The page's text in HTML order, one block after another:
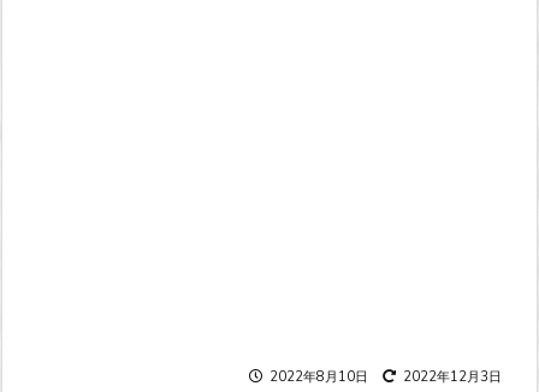
2022年8月10日 2022年12月3日